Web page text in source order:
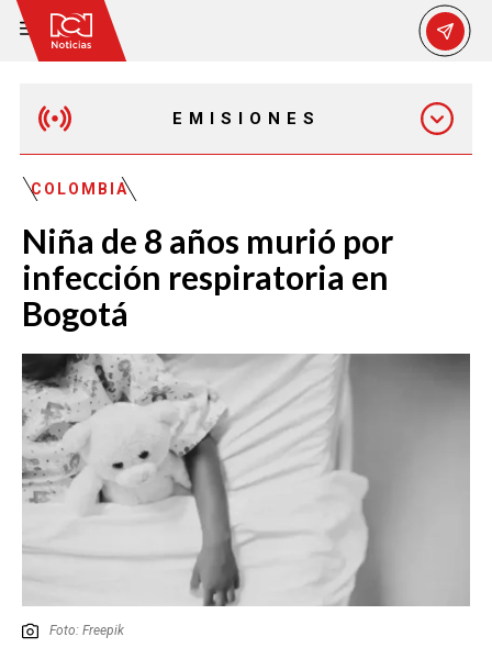
EMISIONES
EMISIÓN 12:30 PM
EMISIÓN 11:30 PM
COLOMBIA
Niña de 8 años murió por
infección respiratoria en
Bogotá
Foto: Freepik